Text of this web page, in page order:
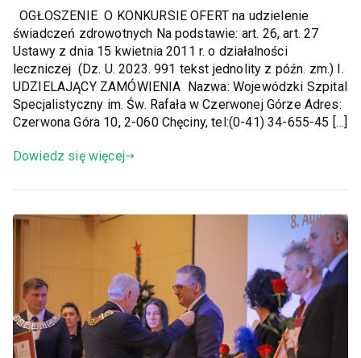
OGŁOSZENIE O KONKURSIE OFERT na udzielenie
świadczeń zdrowotnych Na podstawie: art. 26, art. 27
Ustawy z dnia 15 kwietnia 2011 r. o działalności
leczniczej (Dz. U. 2023. 991 tekst jednolity z późn. zm.) I.
UDZIELAJĄCY ZAMÓWIENIA Nazwa: Wojewódzki Szpital
Specjalistyczny im. Św. Rafała w Czerwonej Górze Adres:
Czerwona Góra 10, 2-060 Chęciny, tel:(0-41) 34-655-45 […]
Dowiedz się więcej